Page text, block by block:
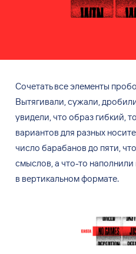
Сочетать все элементы
Вытягивали, сужали,
увидели, что образ гибкий, то
вариантов для разных
число барабанов до пяти,
смыслов, а что-то
в вертикальном формате.